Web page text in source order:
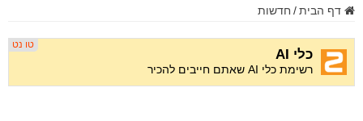
דף הבית / חדשות